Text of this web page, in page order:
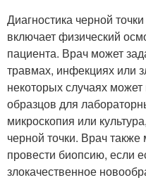
Диагностика черной
включает физический
пациента. Врач может
травмах, инфекциях или
некоторых случаях
образцов для
микроскопия или
черной точки. Врач
провести биопсию, если
злокачественное